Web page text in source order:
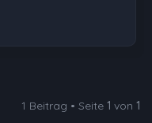
1 Beitrag • Seite 1 von 1